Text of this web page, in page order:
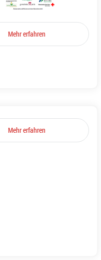
Mehr erfahren
Mehr erfahren